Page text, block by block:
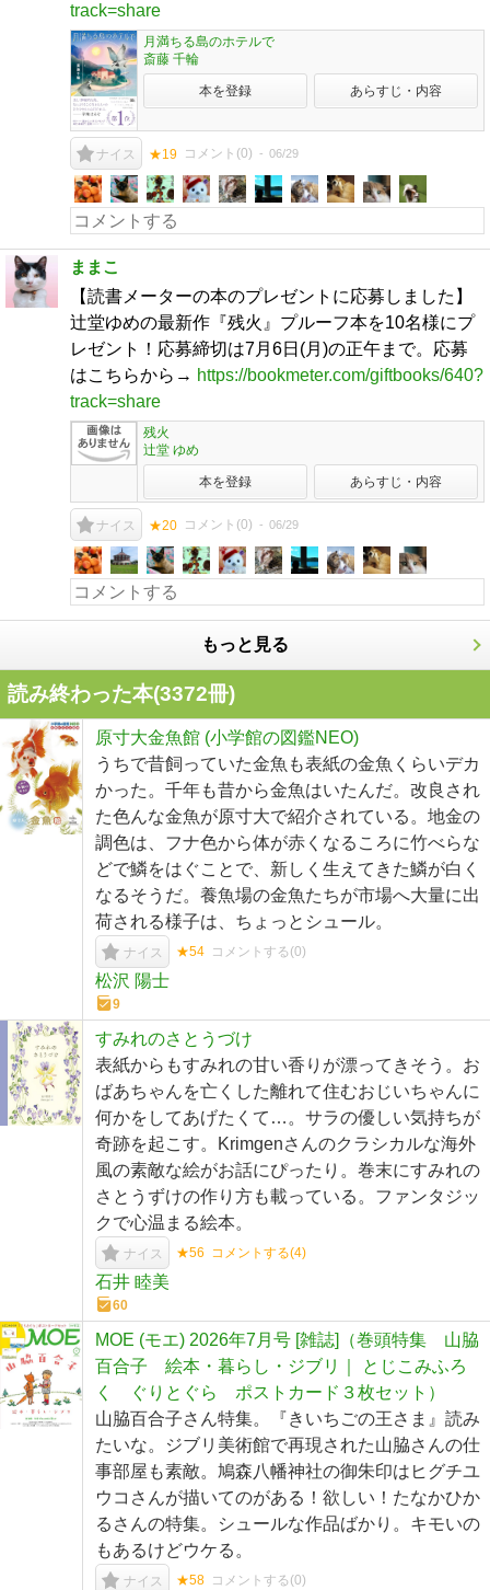
track=share
月満ちる島のホテルで
斎藤 千輪
本を登録 あらすじ・内容
ナイス ★19 コメント(0) 06/29
ままこ
【読書メーターの本のプレゼントに応募しました】
辻堂ゆめの最新作『残火』プルーフ本を10名様にプ
レゼント！応募締切は7月6日(月)の正午まで。応募
はこちらから→ https://bookmeter.com/giftbooks/640?
track=share
残火
辻堂 ゆめ
本を登録 あらすじ・内容
ナイス ★20 コメント(0) 06/29
もっと見る
読み終わった本(3372冊)
原寸大金魚館 (小学館の図鑑NEO)
うちで昔飼っていた金魚も表紙の金魚くらいデカ
かった。千年も昔から金魚はいたんだ。改良され
た色んな金魚が原寸大で紹介されている。地金の
調色は、フナ色から体が赤くなるころに竹べらな
どで鱗をはぐことで、新しく生えてきた鱗が白く
なるそうだ。養魚場の金魚たちが市場へ大量に出
荷される様子は、ちょっとシュール。
ナイス ★54 コメントする(0)
松沢 陽士
9
すみれのさとうづけ
表紙からもすみれの甘い香りが漂ってきそう。お
ばあちゃんを亡くした離れて住むおじいちゃんに
何かをしてあげたくて…。サラの優しい気持ちが
奇跡を起こす。Krimgenさんのクラシカルな海外
風の素敵な絵がお話にぴったり。巻末にすみれの
さとうずけの作り方も載っている。ファンタジッ
クで心温まる絵本。
ナイス ★56 コメントする(4)
石井 睦美
60
MOE (モエ) 2026年7月号 [雑誌]（巻頭特集 山脇
百合子 絵本・暮らし・ジブリ｜ とじこみふろ
く ぐりとぐら ポストカード３枚セット）
山脇百合子さん特集。『きいちごの王さま』読み
たいな。ジブリ美術館で再現された山脇さんの仕
事部屋も素敵。鳩森八幡神社の御朱印はヒグチユ
ウコさんが描いてのがある！欲しい！たなかひか
るさんの特集。シュールな作品ばかり。キモいの
もあるけどウケる。
ナイス ★58 コメントする(0)